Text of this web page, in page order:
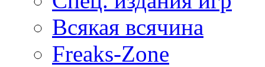
Всякая всячина
Freaks-Zone